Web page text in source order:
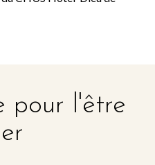
pour l'être